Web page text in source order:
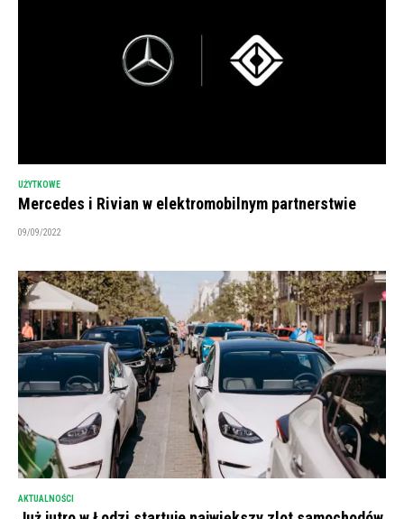
UŻYTKOWE
Mercedes i Rivian w elektromobilnym partnerstwie
09/09/2022
AKTUALNOŚCI